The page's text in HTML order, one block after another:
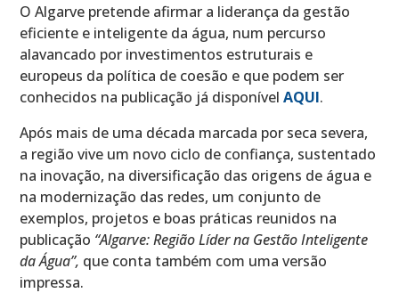
O Algarve pretende afirmar a liderança da gestão
eficiente e inteligente da água, num percurso
alavancado por investimentos estruturais e
europeus da política de coesão e que podem ser
conhecidos na publicação já disponívelAQUI.
Após mais de uma década marcada por seca severa,
a região vive um novo ciclo de confiança, sustentado
na inovação, na diversificação das origens de água e
na modernização das redes, um conjunto de
exemplos, projetos e boas práticas reunidos na
publicação “Algarve: Região Líder na Gestão Inteligente
da Água”, que conta também com uma versão
impressa.